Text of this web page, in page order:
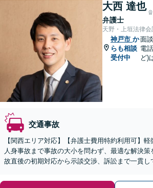
大西 達也
弁護士
天野・上垣法律
神戸市 か
らも相談
受付中
面
電
ど)
交通事故
【関西エリア対応】【弁護士費用特約利用可】
人身事故まで事故の大小を問わず、最適な解決
故直後の初期対応から示談交渉、訴訟まで一貫し